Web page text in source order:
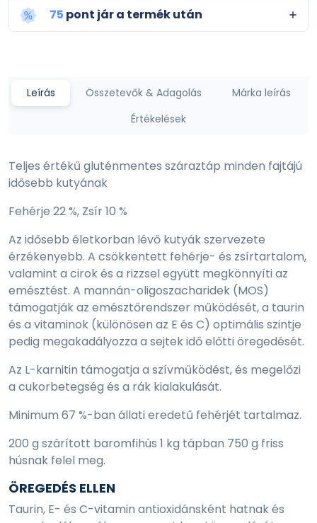
75 pont jár a termék után
Leírás Összetevők & Adagolás
Márka leírás
Értékelések
Teljes értékű gluténmentes száraztáp minden fajtájú
idősebb kutyának
Fehérje 22 %, Zsír 10 %
Az idősebb életkorban lévő kutyák szervezete
érzékenyebb. A csökkentett fehérje- és zsírtartalom,
valamint a cirok és a rizzsel együtt megkönnyíti az
emésztést. A mannán-oligoszacharidek (MOS)
támogatják az emésztőrendszer működését, a taurin
és a vitaminok (különösen az E és C) optimális szintje
pedig megakadályozza a sejtek idő előtti öregedését.
Az L-karnitin támogatja a szívműködést, és megelőzi
a cukorbetegség és a rák kialakulását.
Minimum 67 %-ban állati eredetű fehérjét tartalmaz.
200 g szárított baromfihús 1 kg tápban 750 g friss
húsnak felel meg.
ÖREGEDÉS ELLEN
Taurin, E- és C-vitamin antioxidánsként hatnak és